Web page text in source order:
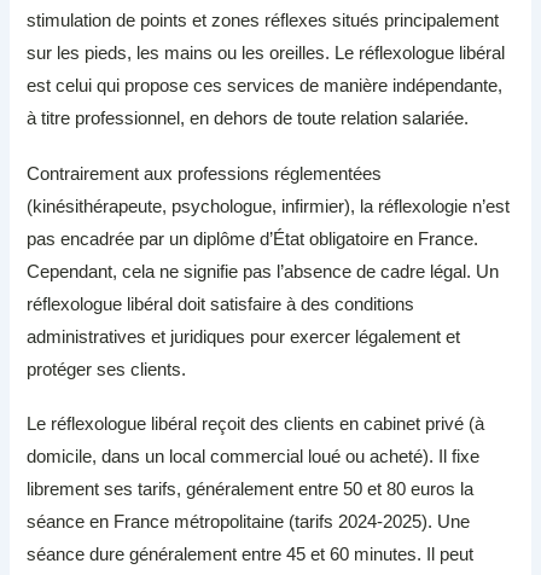
stimulation de points et zones réflexes situés principalement
sur les pieds, les mains ou les oreilles. Le réflexologue libéral
est celui qui propose ces services de manière indépendante,
à titre professionnel, en dehors de toute relation salariée.
Contrairement aux professions réglementées
(kinésithérapeute, psychologue, infirmier), la réflexologie n’est
pas encadrée par un diplôme d’État obligatoire en France.
Cependant, cela ne signifie pas l’absence de cadre légal. Un
réflexologue libéral doit satisfaire à des conditions
administratives et juridiques pour exercer légalement et
protéger ses clients.
Le réflexologue libéral reçoit des clients en cabinet privé (à
domicile, dans un local commercial loué ou acheté). Il fixe
librement ses tarifs, généralement entre 50 et 80 euros la
séance en France métropolitaine (tarifs 2024-2025). Une
séance dure généralement entre 45 et 60 minutes. Il peut